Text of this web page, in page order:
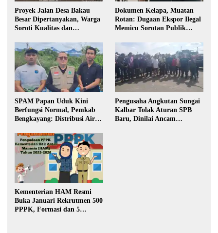
Proyek Jalan Desa Bakau
Besar Dipertanyakan, Warga
Soroti Kualitas dan
Pembangunan
Dokumen Kelapa, Muatan
Rotan: Dugaan Ekspor Ilegal
Memicu Sorotan Publik
SPAM Papan Uduk Kini
Berfungsi Normal, Pemkab
Bengkayang: Distribusi Air
Warga
Pengusaha Angkutan Sungai
Kalbar Tolak Aturan SPB
Baru, Dinilai Ancam
Kementerian HAM Resmi
Buka Januari Rekrutmen 500
PPPK, Formasi dan 5